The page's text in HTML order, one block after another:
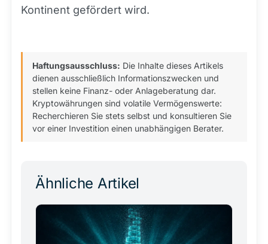
Kontinent gefördert wird.
Haftungsausschluss: Die Inhalte dieses Artikels
dienen ausschließlich Informationszwecken und
stellen keine Finanz- oder Anlageberatung dar.
Kryptowährungen sind volatile Vermögenswerte:
Recherchieren Sie stets selbst und konsultieren Sie
vor einer Investition einen unabhängigen Berater.
Ähnliche Artikel